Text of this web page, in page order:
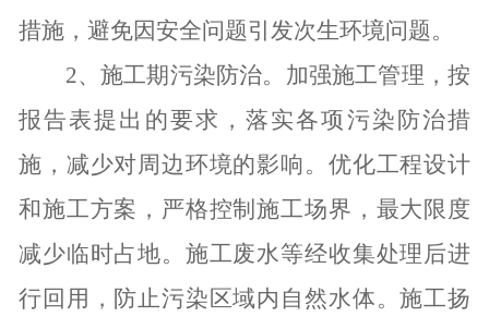
措施，避免因安全问题引发次生环境问题。
2、施工期污染防治。加强施工管理，按
报告表提出的要求，落实各项污染防治措
施，减少对周边环境的影响。优化工程设计
和施工方案，严格控制施工场界，最大限度
减少临时占地。施工废水等经收集处理后进
行回用，防止污染区域内自然水体。施工扬